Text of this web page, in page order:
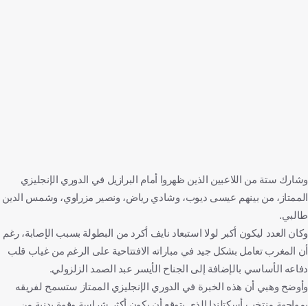
وشارك ستة من اللاعبين الذين ظهروا أمام البرازيل في الدوري الإنجليزي
الممتاز، من بينهم عيسى ديوب، وشادي رياض، ونصير مزراوي، وشمس الدين
طالبي.
وكان العدد ليكون أكبر لولا استبعاد نايف أكرد من البطولة بسبب الإصابة، رغم
أن المغرب تعامل بشكل جيد في مباراته الافتتاحية على الرغم من غياب قلب
دفاعه الأساسي بالإضافة إلى الجناح الأيسر عبد الصمد الزلزولي.
وأوضح وهبي أن هذه الخبرة في الدوري الإنجليزي الممتاز ستسمح لفريقه